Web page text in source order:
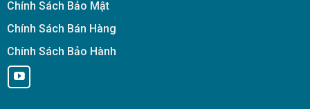
Chính Sách Bảo Mật
Chính Sách Bán Hàng
Chính Sách Bảo Hành